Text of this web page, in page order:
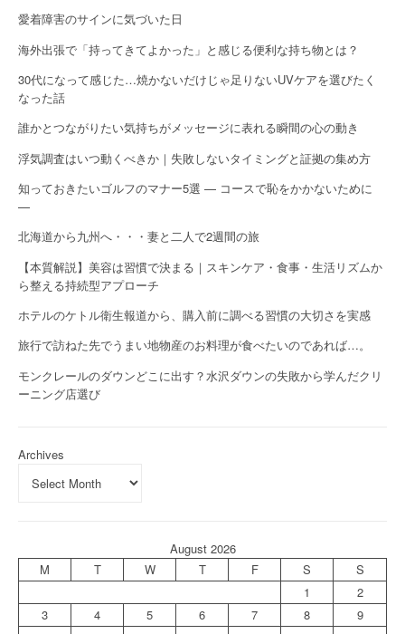
愛着障害のサインに気づいた日
海外出張で「持ってきてよかった」と感じる便利な持ち物とは？
30代になって感じた…焼かないだけじゃ足りないUVケアを選びたく
なった話
誰かとつながりたい気持ちがメッセージに表れる瞬間の心の動き
浮気調査はいつ動くべきか｜失敗しないタイミングと証拠の集め方
知っておきたいゴルフのマナー5選 — コースで恥をかかないために
—
北海道から九州へ・・・妻と二人で2週間の旅
【本質解説】美容は習慣で決まる｜スキンケア・食事・生活リズムか
ら整える持続型アプローチ
ホテルのケトル衛生報道から、購入前に調べる習慣の大切さを実感
旅行で訪ねた先でうまい地物産のお料理が食べたいのであれば…。
モンクレールのダウンどこに出す？水沢ダウンの失敗から学んだクリ
ーニング店選び
Archives
August 2026
M
T W T F S
S
1
2
3
4 5 6 7 8
9